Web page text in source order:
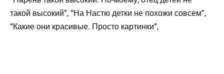
такой высокий”, “На Настю детки не похожи совсем”,
“Какие они красивые. Просто картинки”,